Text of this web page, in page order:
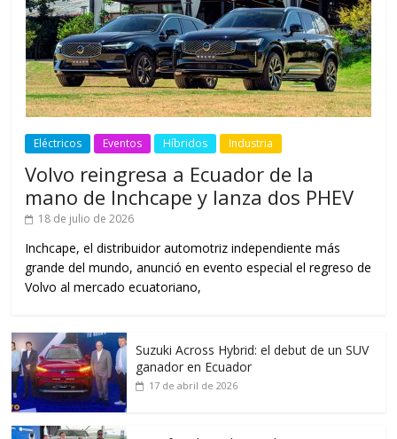
Eléctricos Eventos Híbridos Industria
Volvo reingresa a Ecuador de la
mano de Inchcape y lanza dos PHEV
18 de julio de 2026
Inchcape, el distribuidor automotriz independiente más
grande del mundo, anunció en evento especial el regreso de
Volvo al mercado ecuatoriano,
Suzuki Across Hybrid: el debut de un SUV
ganador en Ecuador
17 de abril de 2026